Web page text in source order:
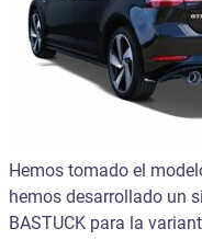
Hemos tomado el
hemos desarrollado un
BASTUCK para la